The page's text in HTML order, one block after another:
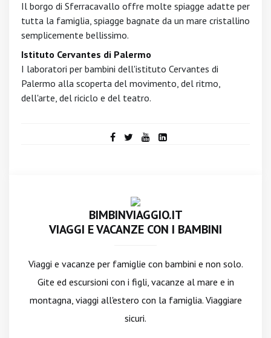
Il borgo di Sferracavallo offre molte spiagge adatte per
tutta la famiglia, spiagge bagnate da un mare cristallino
semplicemente bellissimo.
Istituto Cervantes di Palermo
I laboratori per bambini dell'istituto Cervantes di
Palermo alla scoperta del movimento, del ritmo,
dell'arte, del riciclo e del teatro.
BIMBINVIAGGIO.IT
VIAGGI E VACANZE CON I BAMBINI
Viaggi e vacanze per famiglie con bambini e non solo.
Gite ed escursioni con i figli, vacanze al mare e in
montagna, viaggi all'estero con la famiglia. Viaggiare
sicuri.